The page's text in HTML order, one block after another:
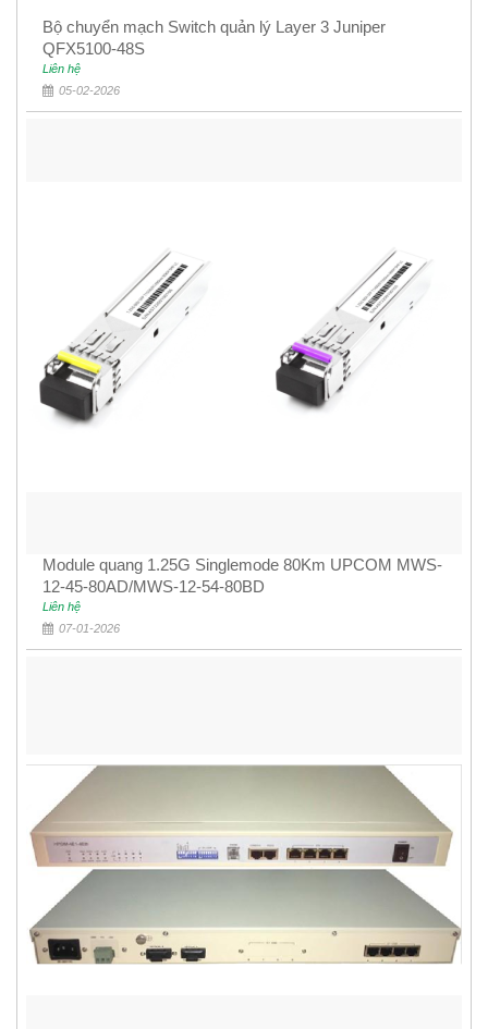
Bộ chuyển mạch Switch quản lý Layer 3 Juniper
QFX5100-48S
Liên hệ
05-02-2026
Module quang 1.25G Singlemode 80Km UPCOM MWS-
12-45-80AD/MWS-12-54-80BD
Liên hệ
07-01-2026